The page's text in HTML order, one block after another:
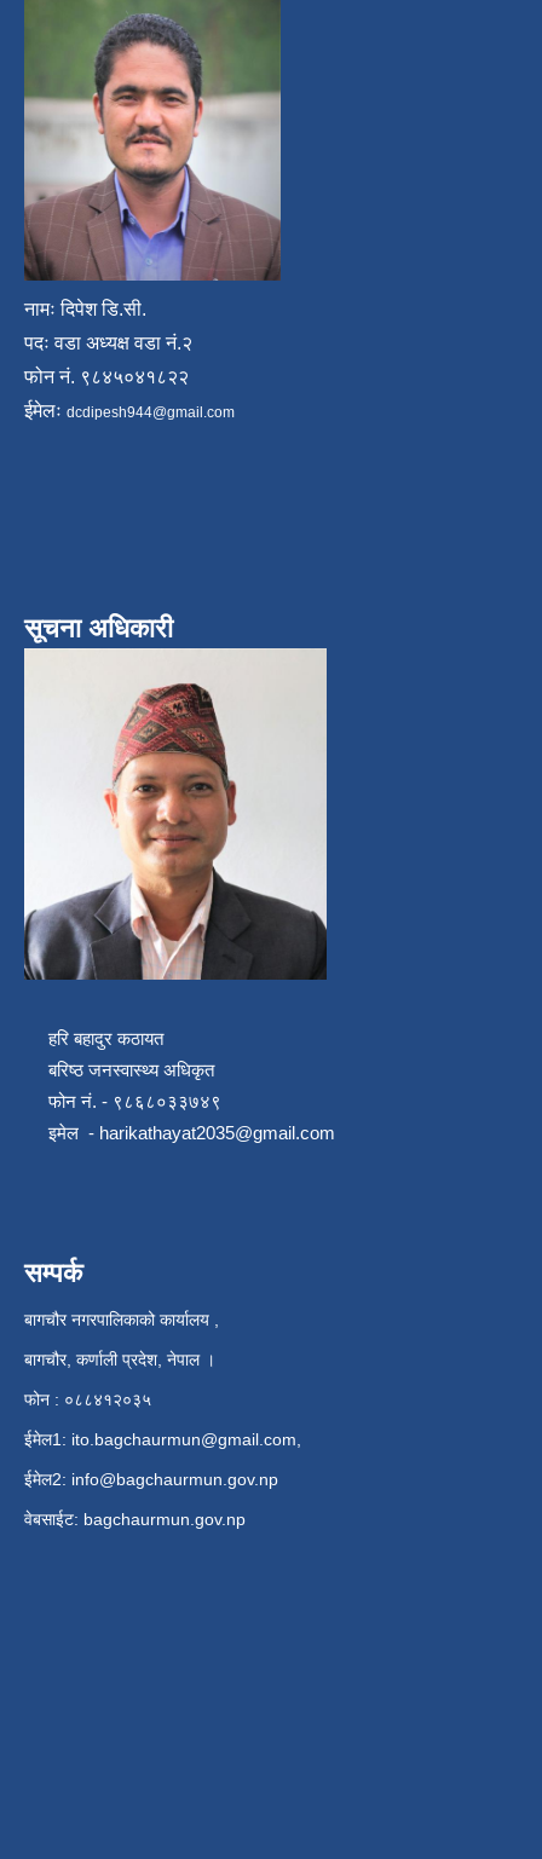
नामः दिपेश डि.सी.
पदः वडा अध्यक्ष वडा नं.२
फोन नं. ९८४५०४१८२२
ईमेलः dcdipesh944@gmail.com
सूचना अधिकारी
हरि बहादुर कठायत
बरिष्ठ जनस्वास्थ्य अधिकृत
फोन नं. - ९८६८०३३७४९
इमेल - harikathayat2035@gmail.com
सम्पर्क
बागचौर नगरपालिकाको कार्यालय ,
बागचौर, कर्णाली प्रदेश, नेपाल ।
फोन : ०८८४१२०३५
ईमेल1: ito.bagchaurmun@gmail.com,
ईमेल2: info@bagchaurmun.gov.np
वे‍बसाईट: bagchaurmun.gov.np